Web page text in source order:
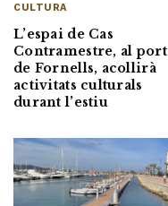
CULTURA
L’espai de Cas
Contramestre, al port
de Fornells, acollirà
activitats culturals
durant l’estiu